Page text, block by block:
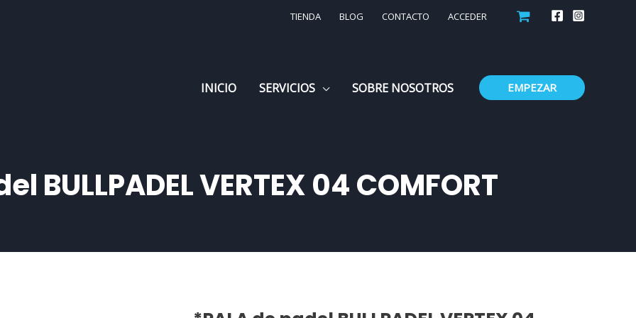
TIENDA BLOG CONTACTO ACCEDER
INICIO SERVICIOS SOBRE NOSOTROS EMPEZAR
BULLPADEL VERTEX 04 COMFORT